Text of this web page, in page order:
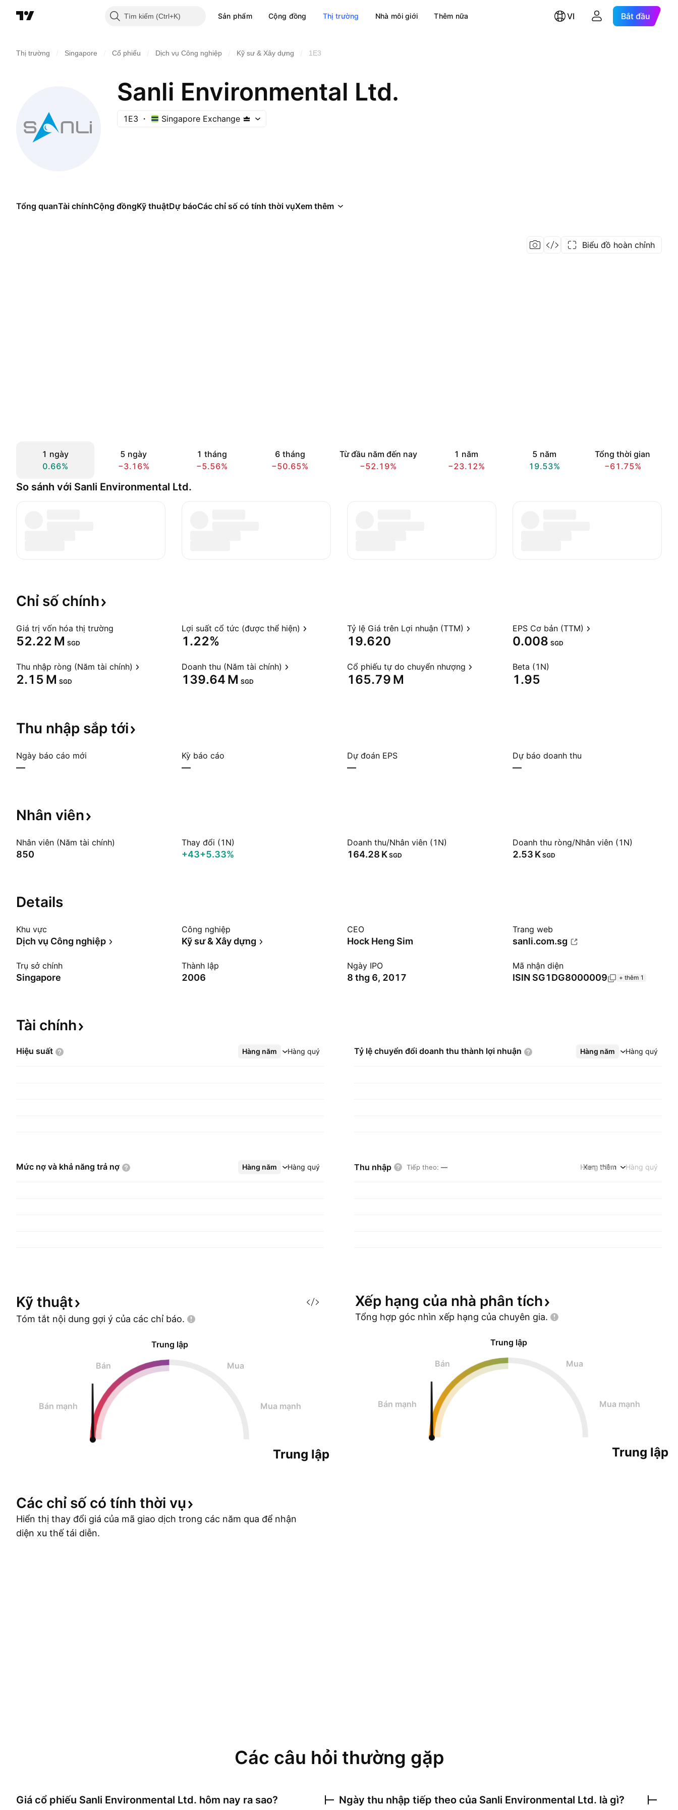
Tìm kiếm Sản phẩm Cộng đồng Thị trường Nhà môi giới Thêm nữa VI Bắt đầu
Thị trường Singapore Cổ phiếu Dịch vụ Công nghiệp Kỹ sư & Xây dựng 1E3
Sanli Environmental Ltd.
1E3 Singapore Exchange
Tổng quanTài chínhCộng đồngKỹ thuậtDự báoCác chỉ số có tính thời vụXem thêm
Biểu đồ hoàn chỉnh
1 ngày
0.66%
5 ngày
−3.16%
1 tháng
−5.56%
6 tháng
−50.65%
Từ đầu năm đến nay
−52.19%
1 năm
−23.12%
5 năm
19.53%
Tổng thời gian
−61.75%
So sánh với Sanli Environmental Ltd.
Chỉ số chính
Giá trị vốn hóa thị trường
‪52.22 M‬ SGD
Lợi suất cổ tức (được thể hiện)
1.22%
Tỷ lệ Giá trên Lợi nhuận (TTM)
19.620
EPS Cơ bản (TTM)
0.008 SGD
Thu nhập ròng (Năm tài chính)
‪2.15 M‬ SGD
Doanh thu (Năm tài chính)
‪139.64 M‬ SGD
Cổ phiếu tự do chuyển nhượng
‪165.79 M‬
Beta (1N)
1.95
Thu nhập sắp tới
Ngày báo cáo mới
—
Kỳ báo cáo
—
Dự đoán EPS
—
Dự báo doanh thu
—
Nhân viên
Nhân viên (Năm tài chính)
850
Thay đổi (1N)
+43+5.33%
Doanh thu/Nhân viên (1N)
‪164.28 K‬ SGD
Doanh thu ròng/Nhân viên (1N)
‪2.53 K‬ SGD
Details
Khu vực
Dịch vụ Công nghiệp
Công nghiệp
Kỹ sư & Xây dựng
CEO
Hock Heng Sim
Trang web
sanli.com.sg
Trụ sở chính
Singapore
Thành lập
2006
Ngày IPO
8 thg 6, 2017
Mã nhận diện
ISIN SG1DG8000009 + thêm 1
Tài chính
Hiệu suất Hàng năm Hàng quý
Xem thêm Tỷ lệ chuyển đổi doanh thu thành lợi nhuận Hàng năm Hàng quý
Xem thêm
Mức nợ và khả năng trả nợ Hàng năm Hàng quý
Xem thêm Thu nhập Tiếp theo: — Hàng năm Hàng quý
Xem thêm
Kỹ thuật
Tóm tắt nội dung gợi ý của các chỉ báo.
Trung lập
Bán Mua
Bán mạnh Mua mạnh
Trung lập
Xếp hạng của nhà phân tích
Tổng hợp góc nhìn xếp hạng của chuyên gia.
Trung lập
Bán Mua
Bán mạnh Mua mạnh
Trung lập
Các chỉ số có tính thời vụ
Hiển thị thay đổi giá của mã giao dịch trong các năm qua để nhận
diện xu thế tái diễn.
Các câu hỏi thường gặp
Giá cổ phiếu Sanli Environmental Ltd. hôm nay ra sao? Ngày thu nhập tiếp theo của Sanli Environmental Ltd. là gì?